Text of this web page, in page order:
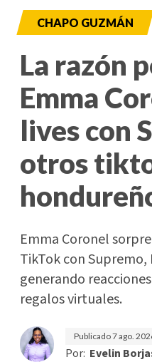
CHAPO GUZMÁN
La razón
Emma
lives con
otros
Emma Coronel
TikTok con Supremo,
generando
regalos virtuales.
Publicado7 ago.
Por: Evelin